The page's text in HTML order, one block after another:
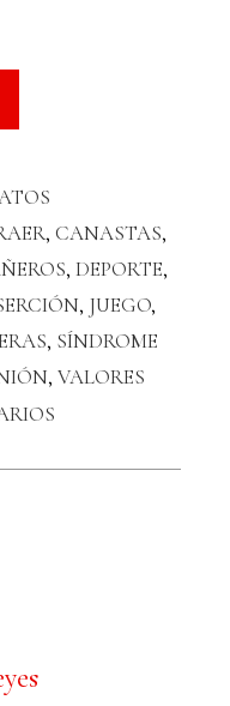
, CANASTAS,
, DEPORTE,
, JUEGO,
, SÍNDROME
, VALORES